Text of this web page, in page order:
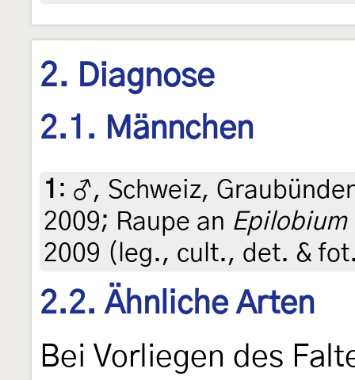
2. Diagnose
2.1. Männchen
1 : ♂, Schweiz,
2009; Raupe an
2009 (leg., cult., det. &
2.2. Ähnliche Arten
Bei Vorliegen des